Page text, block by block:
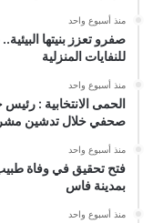
منذ أسبوع واحد
صفرو تعزز بنيتها
للنفايات المنزلية
منذ أسبوع واحد
الحمى الانتخابية :
صحفي خلال تدشين
منذ أسبوع واحد
فتح تحقيق في وفاة
بمدينة فاس
منذ أسبوع واحد